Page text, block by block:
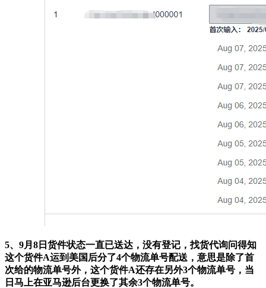
5、9月8日货件状态一直已送达，没有登记，找货代询问得知
这个货件A运到美国后分了4个物流单号配送，意思是除了首
次给的物流单号外，这个货件A还存在另外3个物流单号，当
日马上在亚马逊后台更换了其余3个物流单号。